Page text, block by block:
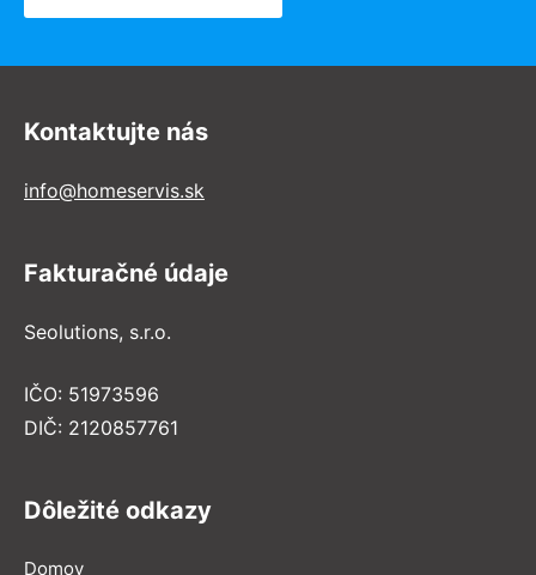
Kontaktujte nás
info@homeservis.sk
Fakturačné údaje
Seolutions, s.r.o.
IČO: 51973596
DIČ: 2120857761
Dôležité odkazy
Domov